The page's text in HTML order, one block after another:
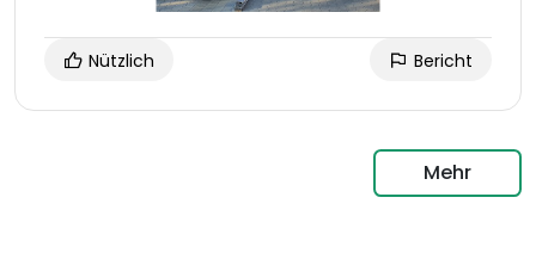
Nützlich Bericht
Mehr